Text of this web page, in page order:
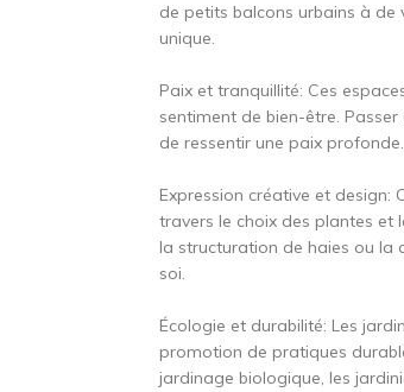
de petits balcons urbains à
unique.
Paix et tranquillité: Ces
sentiment de bien-être.
de ressentir une paix profonde.
Expression créative et design:
travers le choix des plantes et
la structuration de haies ou la
soi.
Écologie et durabilité: Les
promotion de pratiques
jardinage biologique, les